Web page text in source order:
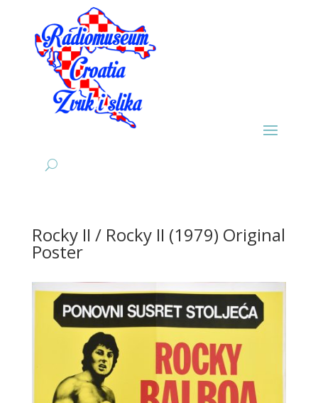
Rocky II / Rocky II (1979) Original
Poster